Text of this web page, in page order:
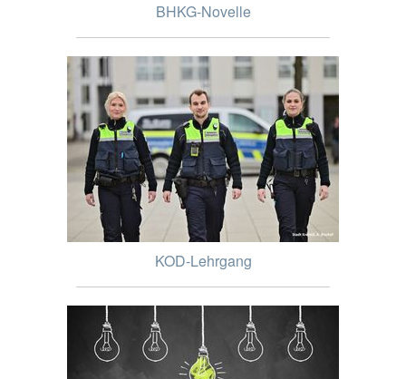
BHKG-Novelle
KOD-Lehrgang